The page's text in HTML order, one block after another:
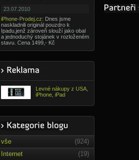
23.07.2010
iPhone-Prodej.cz: Dnes jsme
naskladnili originál pouzdro k
Ipadu,jenž zároveň slouží jako obal
a jednoduchý stojánek v rozloženém
stavu. Cena 1499,- Kč
Levné nákupy z USA,
iPhone, iPad
vše
(924)
Internet
(19)